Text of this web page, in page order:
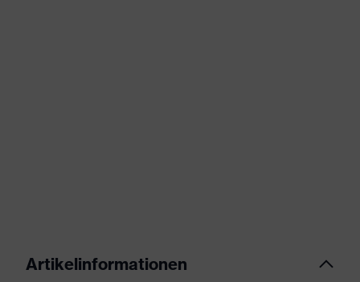
Artikelinformationen